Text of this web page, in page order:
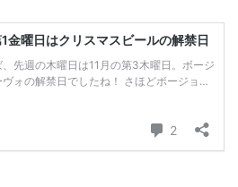
について